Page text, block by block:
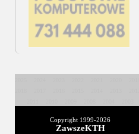
Copyright 1999-2026
ZawszeKTH